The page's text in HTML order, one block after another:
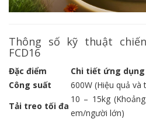
Thông số kỹ thuật
FCD16
Đặc điểm
Chi tiết ứng
Công suất
600W (Hiệu quả
Tải treo tối đa
10 – 15kg
em/người lớn)